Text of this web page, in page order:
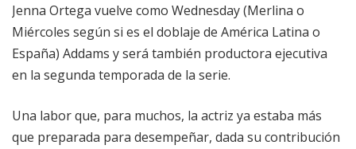
Jenna Ortega vuelve como Wednesday (Merlina o
Miércoles según si es el doblaje de América Latina o
España) Addams y será también productora ejecutiva
en la segunda temporada de la serie.
Una labor que, para muchos, la actriz ya estaba más
que preparada para desempeñar, dada su contribución